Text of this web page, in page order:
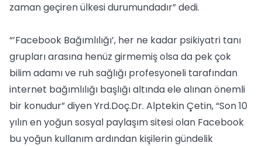
zaman geçiren ülkesi durumundadır” dedi.
“’Facebook Bağımlılığı’, her ne kadar psikiyatri tanı
grupları arasına henüz girmemiş olsa da pek çok
bilim adamı ve ruh sağlığı profesyoneli tarafından
internet bağımlılığı başlığı altında ele alınan önemli
bir konudur” diyen Yrd.Doç.Dr. Alptekin Çetin, “Son 10
yılın en yoğun sosyal paylaşım sitesi olan Facebook
bu yoğun kullanım ardından kişilerin gündelik